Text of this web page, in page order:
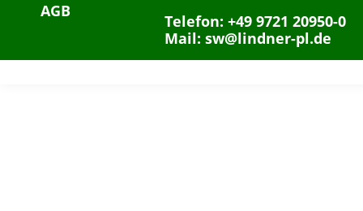
AGB
Telefon: +49 9721 20950-0
Mail: sw@lindner-pl.de